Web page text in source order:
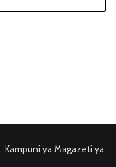
Kampuni ya Magazeti ya